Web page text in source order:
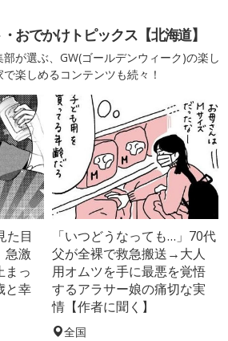
おでかけトピックス【北海道】
が選ぶ、GW(ゴールデンウィーク)の楽し
楽しめるコンテンツも続々！
た目
激
まっ
と幸
「いつどうなっても…」70代
父が全裸で救急搬送→大人
用オムツを手に最悪を覚悟
するアラサー娘の痛切な実
情【作者に聞く】
全国